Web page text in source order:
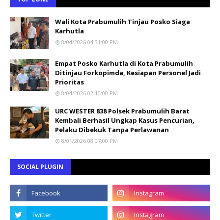
Wali Kota Prabumulih Tinjau Posko Siaga
Karhutla
8/04/2026 04:31:00 PM
Empat Posko Karhutla di Kota Prabumulih
Ditinjau Forkopimda, Kesiapan Personel Jadi
Prioritas
8/04/2026 02:10:00 PM
URC WESTER 838 Polsek Prabumulih Barat
Kembali Berhasil Ungkap Kasus Pencurian,
Pelaku Dibekuk Tanpa Perlawanan
8/01/2026 08:07:00 PM
SOCIAL PLUGIN